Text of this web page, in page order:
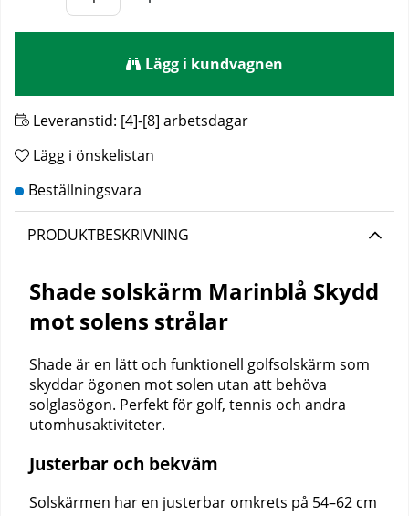
Lägg i kundvagnen
Leveranstid: [4]-[8] arbetsdagar
Lägg i önskelistan
PRODUKTBESKRIVNING
Shade solskärm Marinblå Skydd
mot solens strålar
Shade är en lätt och funktionell golfsolskärm som
skyddar ögonen mot solen utan att behöva
solglasögon. Perfekt för golf, tennis och andra
utomhusaktiviteter.
Justerbar och bekväm
Solskärmen har en justerbar omkrets på 54–62 cm